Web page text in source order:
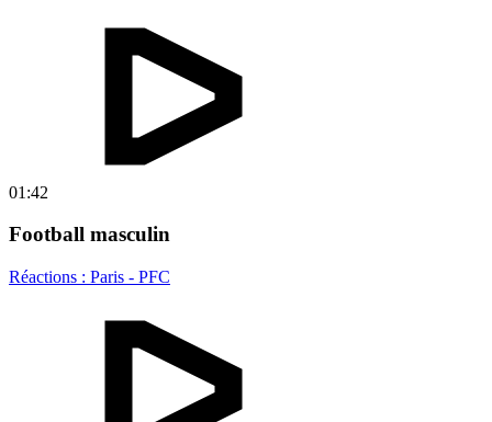
01:42
Football masculin
Réactions : Paris - PFC